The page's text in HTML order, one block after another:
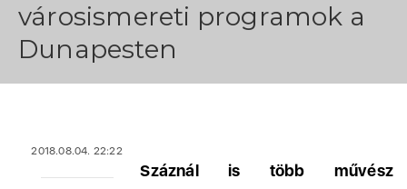
városismereti programok a
Dunapesten
2018.08.04. 22:22
Száznál is több művész